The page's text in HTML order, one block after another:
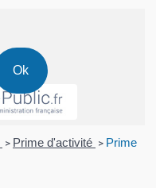
> Prime d'activité > Prime